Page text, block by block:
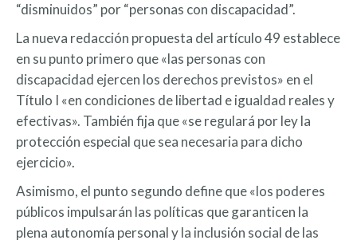
“disminuidos” por “personas con discapacidad”.
La nueva redacción propuesta del artículo 49 establece
en su punto primero que «las personas con
discapacidad ejercen los derechos previstos» en el
Título I «en condiciones de libertad e igualdad reales y
efectivas». También fija que «se regulará por ley la
protección especial que sea necesaria para dicho
ejercicio».
Asimismo, el punto segundo define que «los poderes
públicos impulsarán las políticas que garanticen la
plena autonomía personal y la inclusión social de las